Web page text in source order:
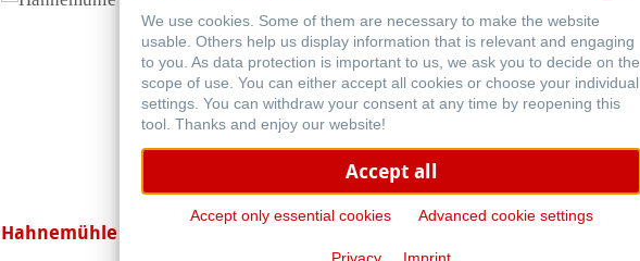
Hahnemühle Originals First Edition
We use cookies. Some of them are necessary to make the website
usable. Others help us display information that is relevant and engaging
to you. As data protection is important to us, we ask you to decide on the
scope of use. You can either accept all cookies or choose your individual
settings. You can withdraw your consent at any time by reopening this
tool. Thanks and enjoy our website!
Accept all
Accept only essential cookies Advanced cookie settings